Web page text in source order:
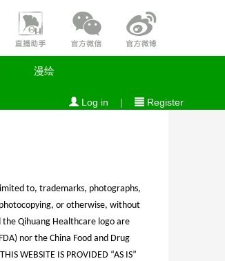
漫绘
Log in |
Register
to, trademarks, photographs,
or otherwise, without
Qihuang Healthcare logo are
nor the China Food and Drug
WEBSITE IS PROVIDED “AS IS”